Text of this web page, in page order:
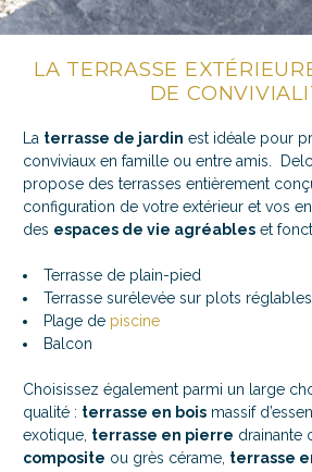
LA TERRASSE
DE
La terrasse de jardin est idéale pour
conviviaux en famille ou entre amis.
propose des terrasses entièrement
configuration de votre extérieur et vos
des espaces de vie agréables et
Terrasse de plain-pied
Terrasse surélevée sur plots
Plage de piscine
Balcon
Choisissez également parmi un large
qualité : terrasse en bois massif
exotique, terrasse en pierre drainante
composite ou grès cérame, terrasse